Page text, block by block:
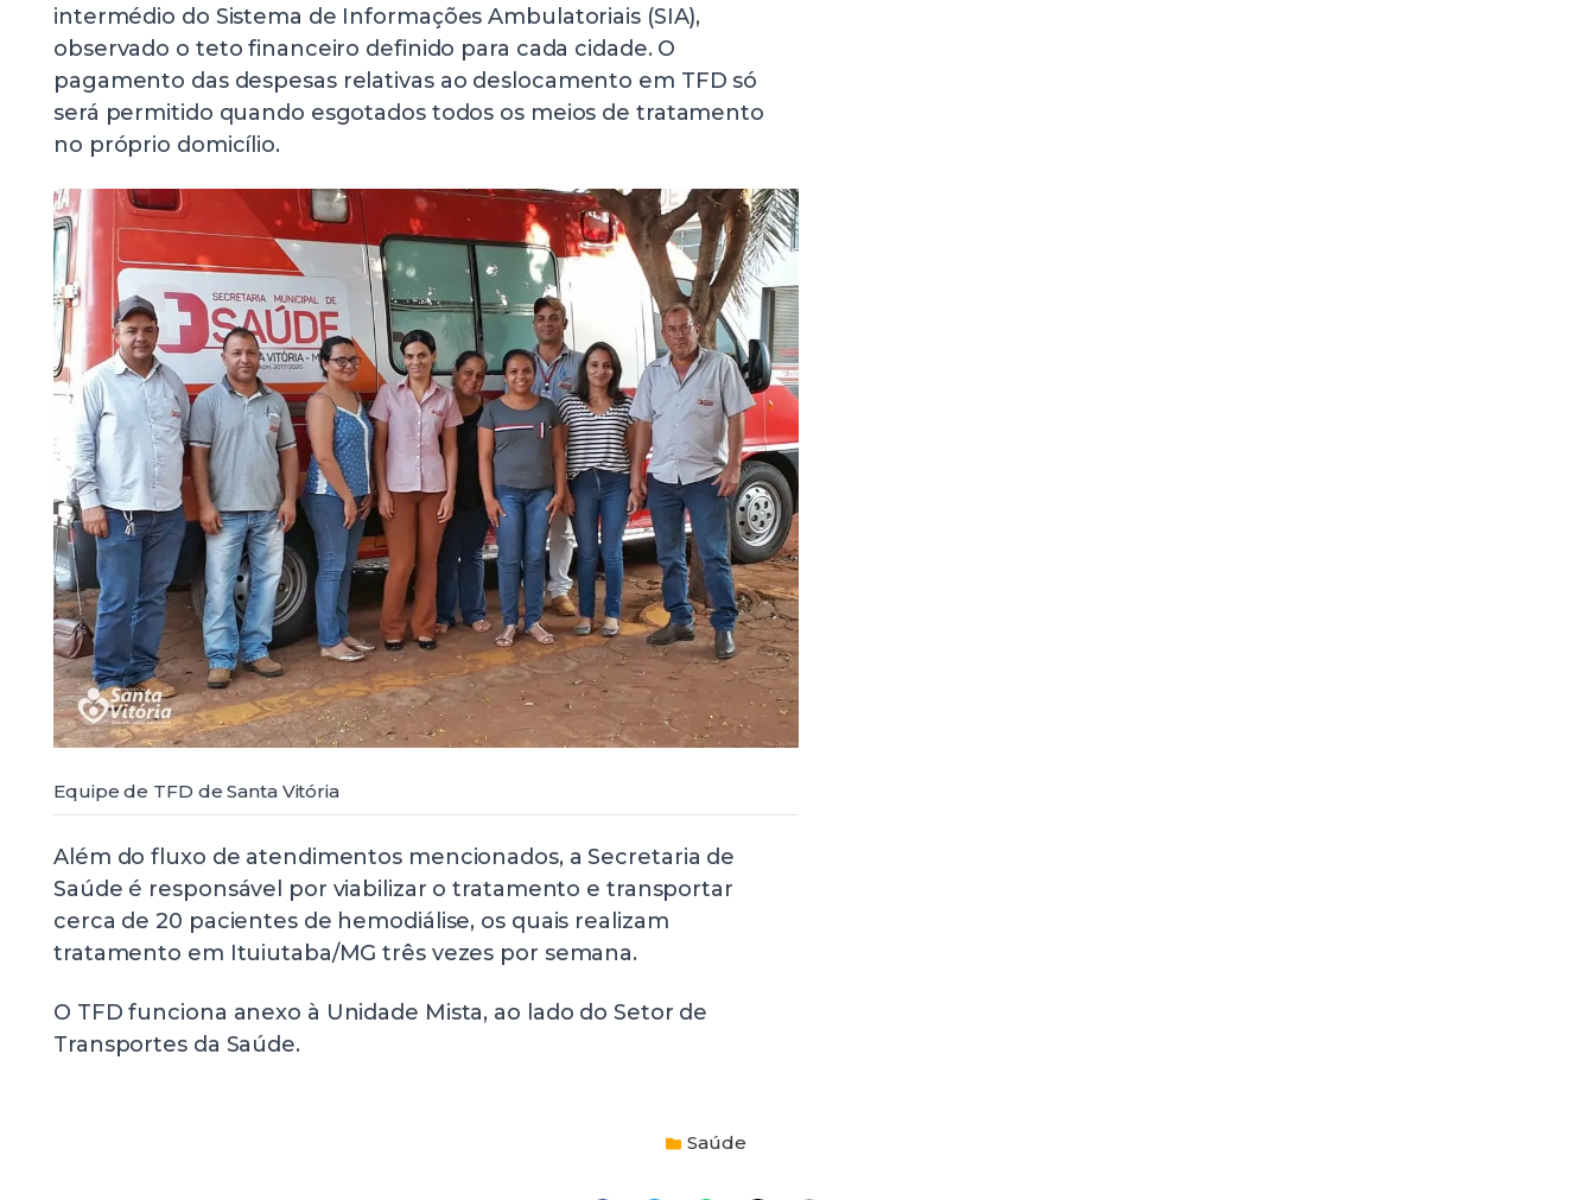
intermédio do Sistema de Informações Ambulatoriais (SIA),
observado o teto financeiro definido para cada cidade. O
pagamento das despesas relativas ao deslocamento em TFD só
será permitido quando esgotados todos os meios de tratamento
no próprio domicílio.
Equipe de TFD de Santa Vitória
Além do fluxo de atendimentos mencionados, a Secretaria de
Saúde é responsável por viabilizar o tratamento e transportar
cerca de 20 pacientes de hemodiálise, os quais realizam
tratamento em Ituiutaba/MG três vezes por semana.
O TFD funciona anexo à Unidade Mista, ao lado do Setor de
Transportes da Saúde.
Saúde